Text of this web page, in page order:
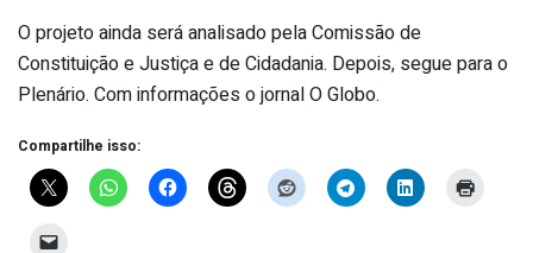
O projeto ainda será analisado pela Comissão de
Constituição e Justiça e de Cidadania. Depois, segue para o
Plenário. Com informações o jornal O Globo.
Compartilhe isso: